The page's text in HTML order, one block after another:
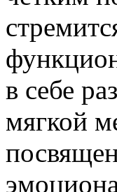
в себе
мягкой